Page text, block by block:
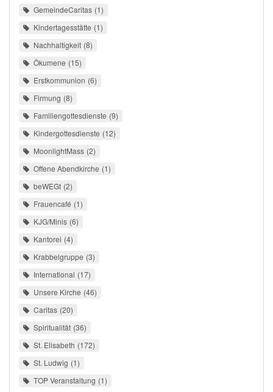
GemeindeCaritas 1
Kindertagesstätte 1
Nachhaltigkeit 8
Ökumene 15
Erstkommunion 6
Firmung 8
Familiengottesdienste 9
Kindergottesdienste 12
MoonlightMass 2
Offene Abendkirche 1
beWEGt 2
Frauencafé 1
KJG/Minis 6
Kantorei 4
Krabbelgruppe 3
International 17
Unsere Kirche 46
Caritas 20
Spiritualität 36
St. Elisabeth 172
St. Ludwig 1
TOP Veranstaltung 1